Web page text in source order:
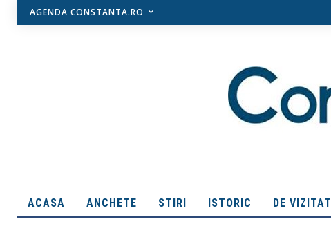
AGENDA CONSTANTA.RO
ACASA ANCHETE STIRI ISTORIC DE VIZITAT